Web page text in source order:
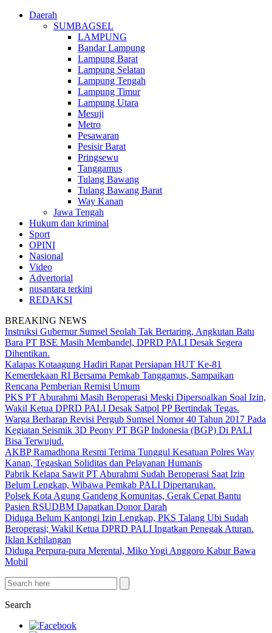
Daerah
SUMBAGSEL
LAMPUNG
Bandar Lampung
Lampung Barat
Lampung Selatan
Lampung Tengah
Lampung Timur
Lampung Utara
Mesuji
Metro
Pesawaran
Pesisir Barat
Pringsewu
Tanggamus
Tulang Bawang
Tulang Bawang Barat
Way Kanan
Jawa Tengah
Hukum dan kriminal
Sport
OPINI
Nasional
Video
Advertorial
nusantara terkini
REDAKSI
BREAKING NEWS
Instruksi Gubernur Sumsel Seolah Tak Bertaring, Angkutan Batu
Bara PT BSE Masih Membandel, DPRD PALI Desak Segera
Dihentikan.
Kalapas Kotaagung Hadiri Rapat Persiapan HUT Ke-81
Kemerdekaan RI Bersama Pemkab Tanggamus, Sampaikan
Rencana Pemberian Remisi Umum
PKS PT Aburahmi Masih Beroperasi Meski Dipersoalkan Soal Izin,
Wakil Ketua DPRD PALI Desak Satpol PP Bertindak Tegas.
Warga Berharap Revisi Pergub Sumsel Nomor 40 Tahun 2017 Pada
Kegiatan Seismik 3D Peony PT BGP Indonesia (BGP) Di PALI
Bisa Terwujud.
AKBP Ramadhona Resmi Terima Tunggul Kesatuan Polres Way
Kanan, Tegaskan Soliditas dan Pelayanan Humanis
Pabrik Kelapa Sawit PT Aburahmi Sudah Beroperasi Saat Izin
Belum Lengkap, Wibawa Pemkab PALI Dipertarukan.
Polsek Kota Agung Gandeng Komunitas, Gerak Cepat Bantu
Pasien RSUDBM Dapatkan Donor Darah
Diduga Belum Kantongi Izin Lengkap, PKS Talang Ubi Sudah
Beroperasi; Wakil Ketua DPRD PALI Ingatkan Penegak Aturan.
Iklan Kehilangan
Diduga Perpura-pura Merental, Miko Yogi Anggoro Kabur Bawa
Mobil
Search